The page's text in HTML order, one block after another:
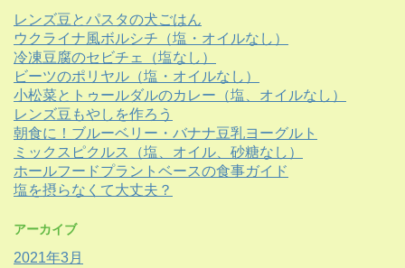
レンズ豆とパスタの犬ごはん
ウクライナ風ボルシチ（塩・オイルなし）
冷凍豆腐のセビチェ（塩なし）
ビーツのポリヤル（塩・オイルなし）
小松菜とトゥールダルのカレー（塩、オイルなし）
レンズ豆もやしを作ろう
朝食に！ブルーベリー・バナナ豆乳ヨーグルト
ミックスピクルス（塩、オイル、砂糖なし）
ホールフードプラントベースの食事ガイド
塩を摂らなくて大丈夫？
アーカイブ
2021年3月